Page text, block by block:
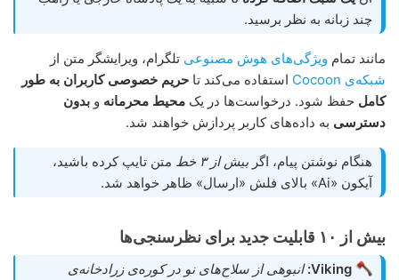
چند زبانه به نظر برسید.
مانند تمام ویژگی‌های هوش مصنوعی تلگرام، ویرایشگر متن از
شبکه‌ی Cocoon
استفاده می‌کند تا حریم خصوصی کاربران به طور
کامل حفظ شود. درخواست‌ها در یک محیط محرمانه و بدون
دسترسی به داده‌های کاربر پردازش خواهند شد.
هنگام نوشتن پیام، اگر بیش از ۳ خط
متن تایپ کرده باشید،
آیکون «Ai» بالای فلش «ارسال» ظاهر خواهد شد.
بیش از ۱۰ قابلیت جدید برای نظرسنجی‌ها
Viking: انبوهی از سلاح‌های نو در کوره‌ی زرادخانه‌ی